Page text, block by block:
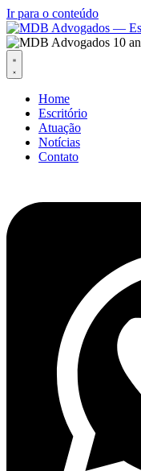
Ir para o conteúdo
Home
Escritório
Atuação
Notícias
Contato